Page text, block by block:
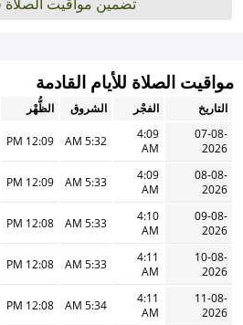
مواقيت الصلاة للأيام القادمة
التاريخ الفجْر الشروق الظُّهْر
07-08-
2026
4:09
AM
5:32 AM
12:09 PM
08-08-
2026
4:09
AM
5:33 AM
12:09 PM
09-08-
2026
4:10
AM
5:33 AM
12:08 PM
10-08-
2026
4:11
AM
5:33 AM
12:08 PM
11-08-
2026
4:11
AM
5:34 AM
12:08 PM